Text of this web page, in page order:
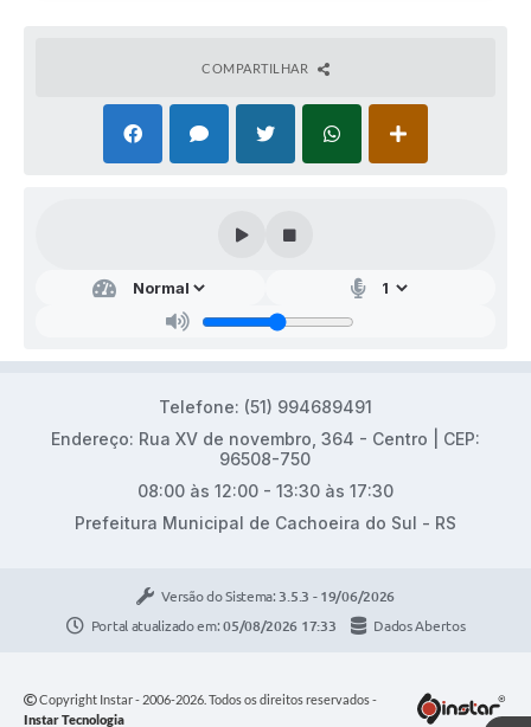
COMPARTILHAR
Telefone: (51) 994689491
Endereço: Rua XV de novembro, 364 - Centro | CEP:
96508-750
08:00 às 12:00 - 13:30 às 17:30
Prefeitura Municipal de Cachoeira do Sul - RS
Versão do Sistema: 3.5.3 - 19/06/2026
Portal atualizado em:05/08/2026 17:33 Dados Abertos
Copyright Instar - 2006-2026. Todos os direitos reservados -
Instar Tecnologia